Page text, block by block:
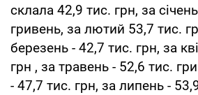
склала 42,9 тис. грн, за
гривень, за лютий 53,7 тис.
березень - 42,7 тис. грн, за
грн , за травень - 52,6 тис.
- 47,7 тис. грн, за липень -